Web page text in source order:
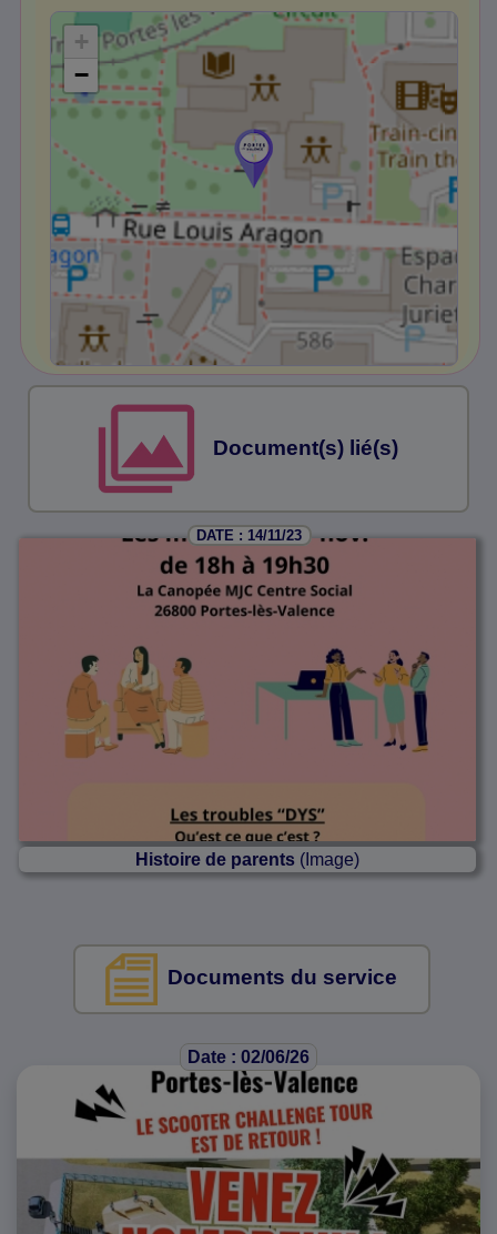
+
−
Document(s) lié(s)
DATE : 14/11/23
Histoire de parents(Image)
Documents du service
Date : 02/06/26